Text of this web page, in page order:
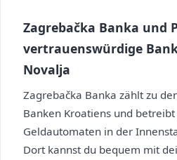
Zagrebačka Banka und
vertrauenswürdige
Novalja
Zagrebačka Banka zählt zu
Banken Kroatiens und
Geldautomaten in der
Dort kannst du bequem mit